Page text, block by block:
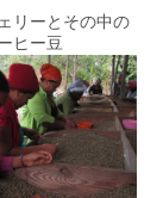
リーとその中の
ヒー豆